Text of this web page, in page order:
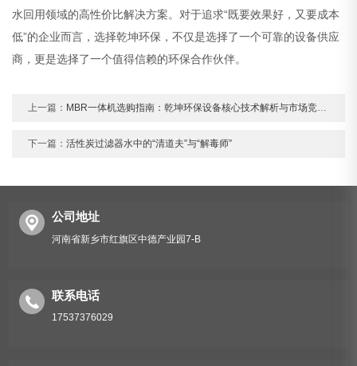
水回用领域的高性价比解决方案。对于追求“既要效果好，又要成本
低”的企业而言，选择乾坤环保，不仅是选择了一个可靠的设备供应
商，更是选择了一个值得信赖的环保合作伙伴。
上一篇： MBR一体机选购指南：乾坤环保设备核心技术解析与市场竞争力评述
下一篇：活性炭过滤器水中的“清道夫”与“解毒师”
公司地址
河南省新乡市红旗区中德产业园7-B
联系电话
17537376029